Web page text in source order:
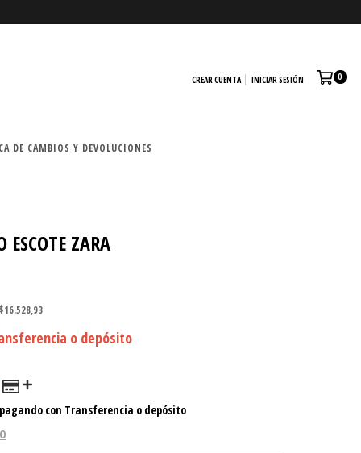
CREAR CUENTA INICIAR SESIÓN 0
DE CAMBIOS Y DEVOLUCIONES
ESCOTE ZARA
$16.528,93
o depósito
pagando con Transferencia o depósito